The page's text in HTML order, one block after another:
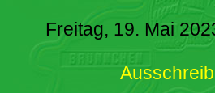
Freitag, 19. Mai